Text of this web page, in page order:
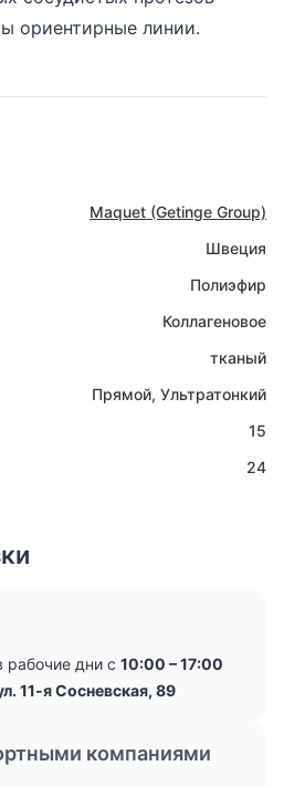
ориентирные линии.
Maquet (Getinge Group)
Швеция
Полиэфир
Коллагеновое
тканый
Прямой, Ультратонкий
15
24
рабочие дни с 10:00 – 17:00
11-я Сосневская, 89
компаниями